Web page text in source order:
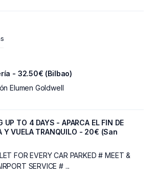
- 32.50€ (Bilbao)
Elumen Goldwell
UP TO 4 DAYS - APARCA EL FIN DE
Y VUELA TRANQUILO - 20€ (San
FOR EVERY CAR PARKED # MEET &
SERVICE # ...